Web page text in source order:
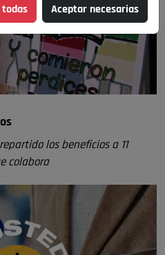
los beneficios a 11
colabora
todas Aceptar necesarias